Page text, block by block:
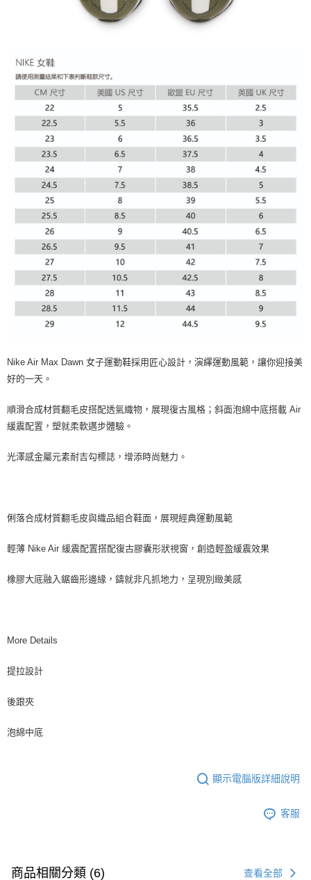
Nike Air Max Dawn 女子運動鞋採用匠心設計，演繹運動風範，讓你迎接美
好的一天。
順滑合成材質翻毛皮搭配透氣織物，展現復古風格；斜面泡綿中底搭載 Air
緩震配置，塑就柔軟邁步體驗。
光澤感金屬元素耐吉勾標誌，增添時尚魅力。
俐落合成材質翻毛皮與織品組合鞋面，展現經典運動風範
輕薄 Nike Air 緩震配置搭配復古膠囊形狀視窗，創造輕盈緩震效果
橡膠大底融入鋸齒形邊緣，鑄就非凡抓地力，呈現別緻美感
More Details
提拉設計
後跟夾
泡綿中底
顯示電腦版詳細說明
客服
商品相關分類 (6) 查看全部